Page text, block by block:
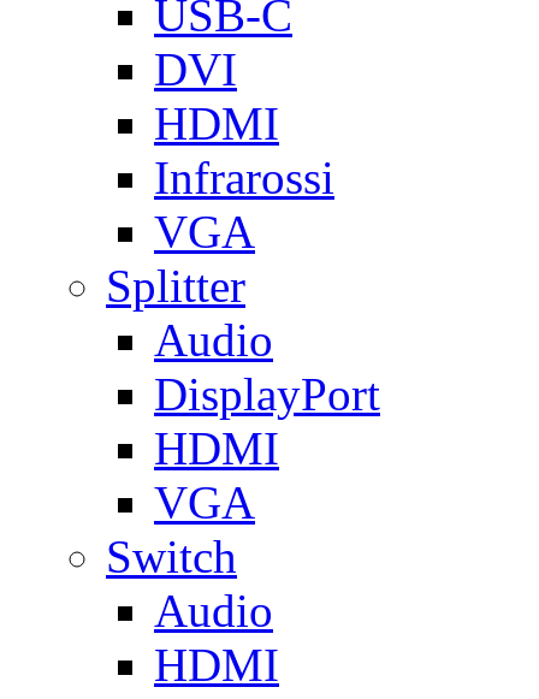
USB-C
DVI
HDMI
Infrarossi
VGA
Splitter
Audio
DisplayPort
HDMI
VGA
Switch
Audio
HDMI